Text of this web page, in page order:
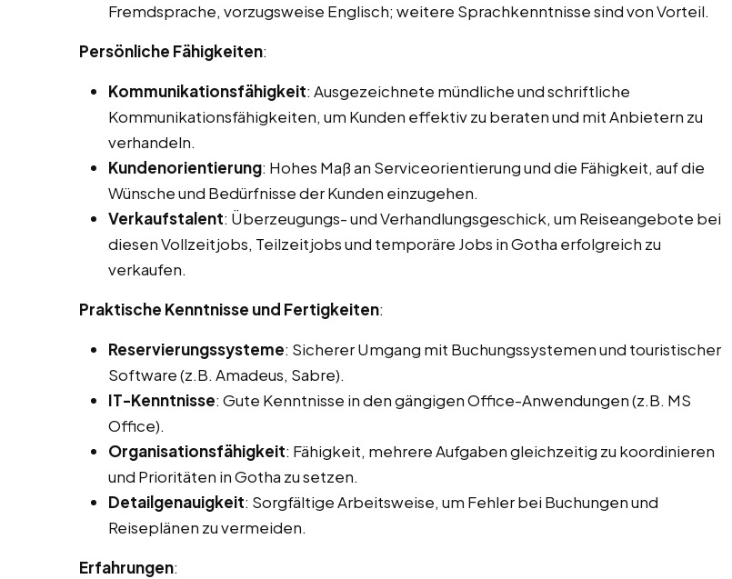
Fremdsprache, vorzugsweise Englisch; weitere Sprachkenntnisse sind von Vorteil.
Persönliche Fähigkeiten:
Kommunikationsfähigkeit: Ausgezeichnete mündliche und schriftliche
Kommunikationsfähigkeiten, um Kunden effektiv zu beraten und mit Anbietern zu
verhandeln.
Kundenorientierung: Hohes Maß an Serviceorientierung und die Fähigkeit, auf die
Wünsche und Bedürfnisse der Kunden einzugehen.
Verkaufstalent: Überzeugungs- und Verhandlungsgeschick, um Reiseangebote bei
diesen Vollzeitjobs, Teilzeitjobs und temporäre Jobs in Gotha erfolgreich zu
verkaufen.
Praktische Kenntnisse und Fertigkeiten:
Reservierungssysteme: Sicherer Umgang mit Buchungssystemen und touristischer
Software (z.B. Amadeus, Sabre).
IT-Kenntnisse: Gute Kenntnisse in den gängigen Office-Anwendungen (z.B. MS
Office).
Organisationsfähigkeit: Fähigkeit, mehrere Aufgaben gleichzeitig zu koordinieren
und Prioritäten in Gotha zu setzen.
Detailgenauigkeit: Sorgfältige Arbeitsweise, um Fehler bei Buchungen und
Reiseplänen zu vermeiden.
Erfahrungen: